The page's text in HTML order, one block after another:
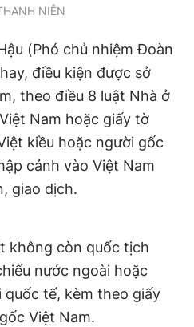
NIÊN
(Phó chủ nhiệm Đoàn
điều kiện được sở
theo điều 8 luật Nhà ở
Nam hoặc giấy tờ
kiều hoặc người gốc
cảnh vào Việt Nam
giao dịch.
không còn quốc tịch
nước ngoài hoặc
tế, kèm theo giấy
Việt Nam.